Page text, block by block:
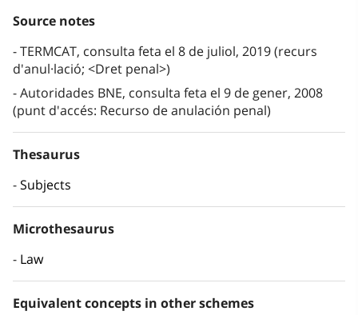
Source notes
TERMCAT, consulta feta el 8 de juliol, 2019 (recurs
d'anul·lació; <Dret penal>)
Autoridades BNE, consulta feta el 9 de gener, 2008
(punt d'accés: Recurso de anulación penal)
Thesaurus
Subjects
Microthesaurus
Law
Equivalent concepts in other schemes